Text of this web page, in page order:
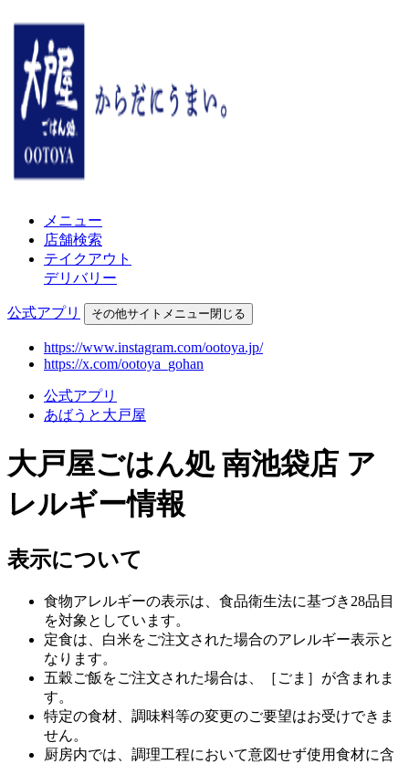
メニュー
店舗検索
テイクアウト
デリバリー
公式アプリ その他サイトメニュー閉じる
https://www.instagram.com/ootoya.jp/
https://x.com/ootoya_gohan
公式アプリ
あばうと大戸屋
大戸屋ごはん処 南池袋店 ア
レルギー情報
表示について
食物アレルギーの表示は、食品衛生法に基づき28品目
を対象としています。
定食は、白米をご注文された場合のアレルギー表示と
なります。
五穀ご飯をご注文された場合は、［ごま］が含まれま
す。
特定の食材、調味料等の変更のご要望はお受けできま
せん。
厨房内では、調理工程において意図せず使用食材に含